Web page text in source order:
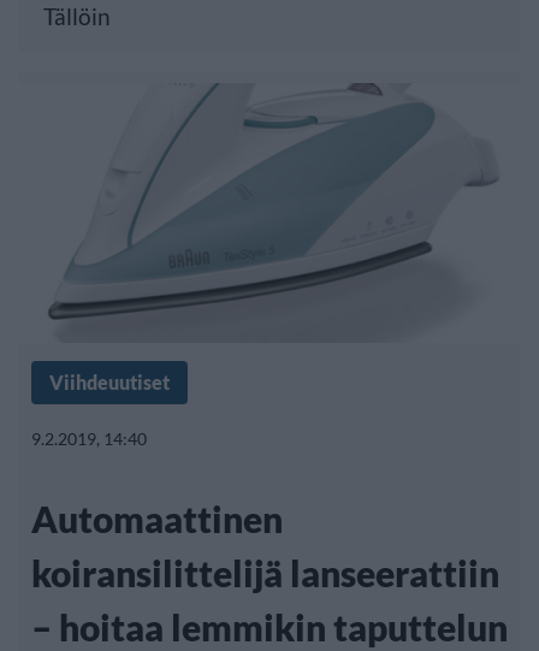
Tällöin
Viihdeuutiset
9.2.2019, 14:40
Automaattinen
koiransilittelijä lanseerattiin
– hoitaa lemmikin taputtelun